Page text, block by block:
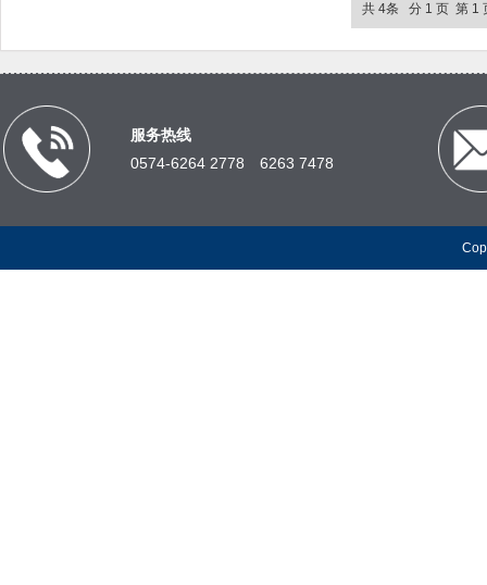
共 4条 分 1 页 第
服务热线
0574-6264 2778 6263 7478